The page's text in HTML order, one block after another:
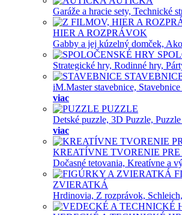
Garáže a hracie sety, Technické
HIER A ROZPRÁVOK
Gabby a jej kúzelný domček,
Strategické hry, Rodinné hry,
iM.Master stavebnice,
viac
PUZZLE
Detské puzzle, 3D Puzzle,
viac
KREATÍVNE TVORENIE
Dočasné tetovania, Kreatívne a
ZVIERATKÁ
Hrdinovia, Z rozprávok, Schleich,